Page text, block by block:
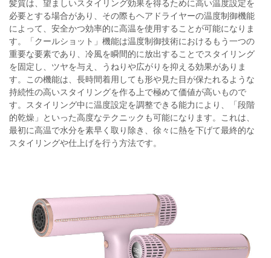
髪質は、望ましいスタイリング効果を得るために高い温度設定を
必要とする場合があり、その際もヘアドライヤーの温度制御機能
によって、安全かつ効率的に高温を使用することが可能になりま
す。「クールショット」機能は温度制御技術におけるもう一つの
重要な要素であり、冷風を瞬間的に放出することでスタイリング
を固定し、ツヤを与え、うねりや広がりを抑える効果がありま
す。この機能は、長時間着用しても形や見た目が保たれるような
持続性の高いスタイリングを作る上で極めて価値が高いもので
す。スタイリング中に温度設定を調整できる能力により、「段階
的乾燥」といった高度なテクニックも可能になります。これは、
最初に高温で水分を素早く取り除き、徐々に熱を下げて最終的な
スタイリングや仕上げを行う方法です。